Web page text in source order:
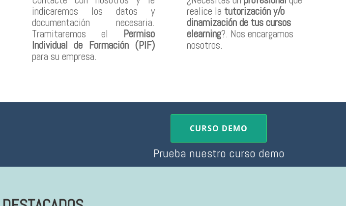
indicaremos los datos y
documentación necesaria.
Tramitaremos el Permiso
Individual de Formación (PIF)
para su empresa.
realice la tutorización y/o
dinamización de tus cursos
elearning?. Nos encargamos
nosotros.
CURSO DEMO
Prueba nuestro curso demo